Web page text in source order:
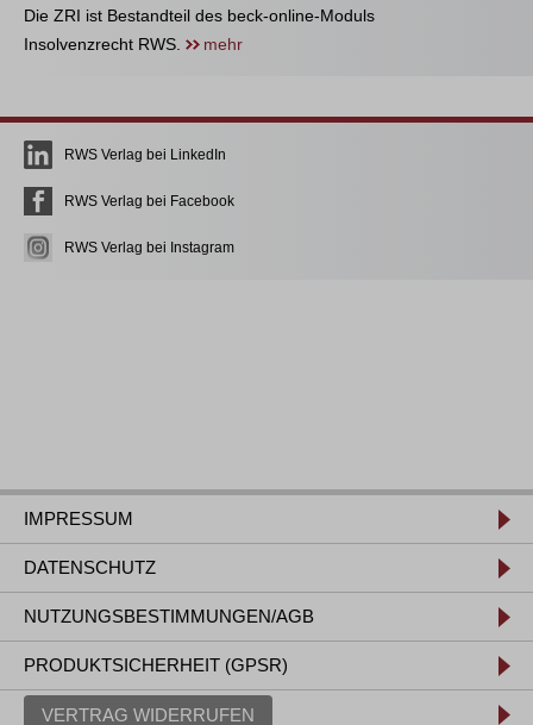
Die ZRI ist Bestandteil des beck-online-Moduls
Insolvenzrecht RWS.
mehr
RWS Verlag bei LinkedIn
RWS Verlag bei Facebook
RWS Verlag bei Instagram
IMPRESSUM
DATENSCHUTZ
NUTZUNGSBESTIMMUNGEN/AGB
PRODUKTSICHERHEIT (GPSR)
VERTRAG WIDERRUFEN